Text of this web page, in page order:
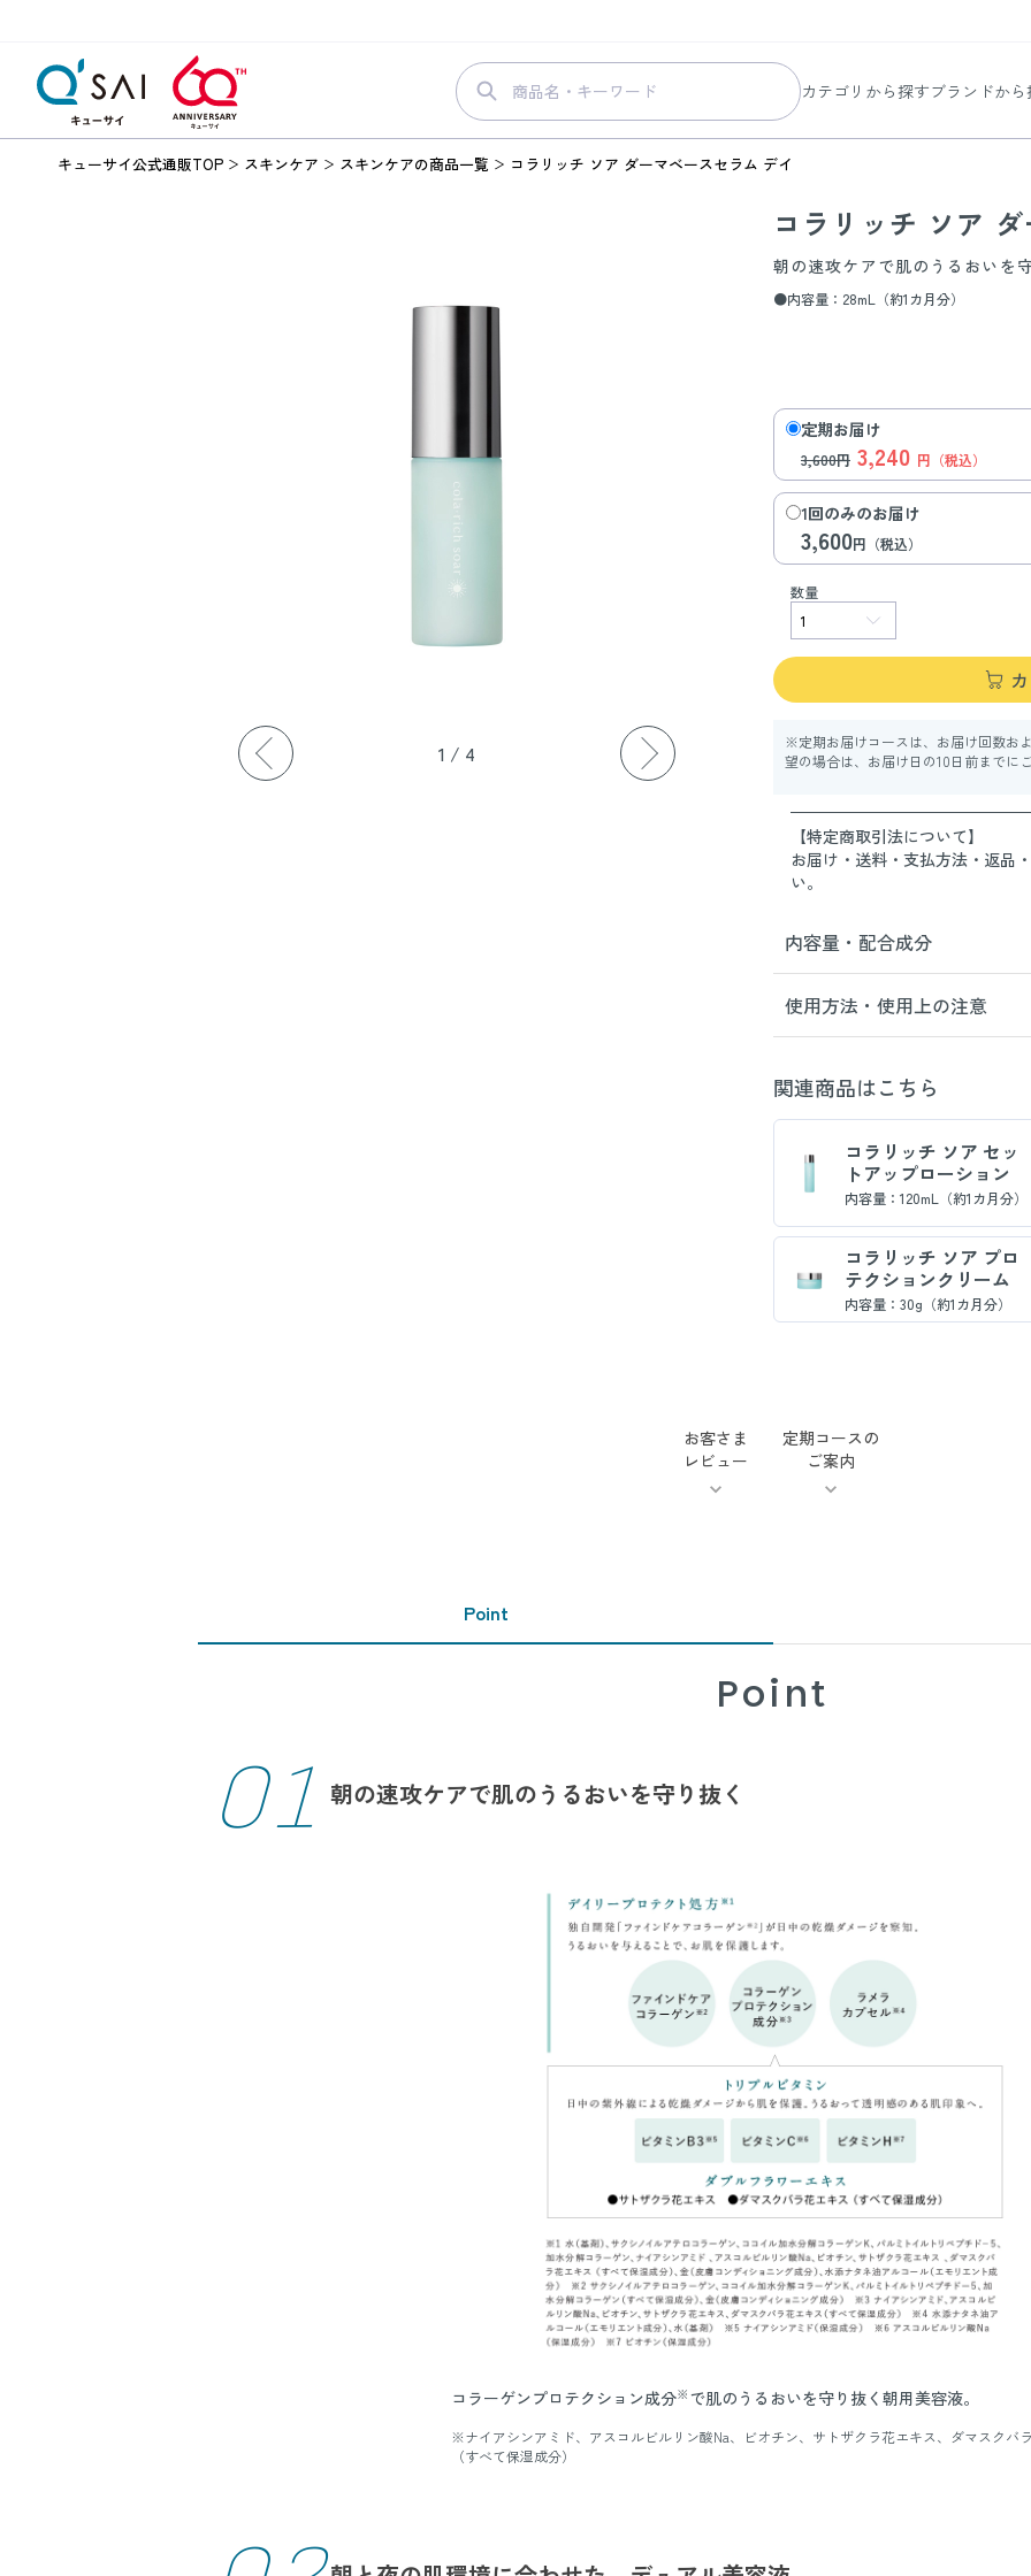
カテゴリから探す
ボディ&ヘアケア
ヘルスケア
美容・健康グッズ
ブランドか
コラリッチ
BIONIA
ひざサポー
キューサイ公式通販TOP スキンケア スキンケアの商品一覧 コラリッチ ソア ダーマベースセラム デイ
1 / 4
コラリッチ ソア
朝の速攻ケアで肌のうるおいを
●内容量：28mL（約1カ月分）
定期お届け
3,600円 3,240 円（税込）
1回のみのお届け
3,600円（税込）
数量
※定期お届けコースは、お届け回数お
望の場合は、お届け日の10日前までに
【特定商取引法について】
お届け・送料・支払方法・返品
い。
内容量・配合成分
使用方法・使用上の注意
関連商品はこちら
コラリッチ ソア セッ
トアップローション
内容量：120mL（約1カ月分）
コラリッチ ソア プロ
テクションクリーム
内容量：30g（約1カ月分）
お客さま
レビュー
定期コースの
ご案内
Point
Point
01朝の速攻ケアで肌のうるおいを守り抜く
コラーゲンプロテクション成分※ で肌のうるおいを守り抜く朝用美容液。
※ナイアシンアミド、アスコルビルリン酸Na、ビオチン、サトザクラ花エキス、ダマスクバ
（すべて保湿成分）